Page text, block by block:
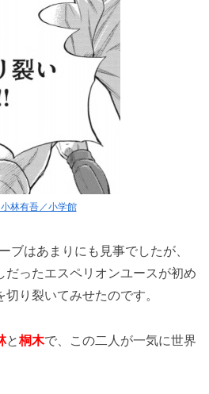
林有吾／小学館
ブはあまりにも見事でしたが、
だったエスペリオンユースが初め
り裂いてみせたのです。
と桐木で、この二人が一気に世界